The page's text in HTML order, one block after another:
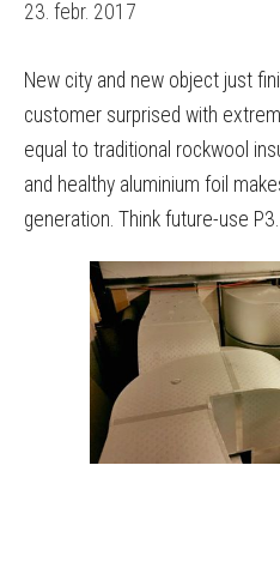
23. febr. 2017
New city and new object just
customer surprised with
equal to traditional rockwool
and healthy aluminium foil
generation. Think future-use P3.